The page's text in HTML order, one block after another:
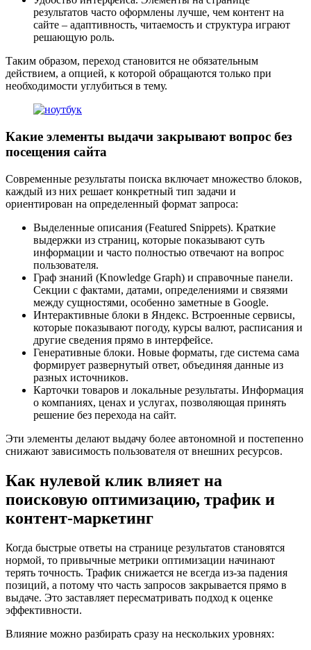
результатов часто оформлены лучше, чем контент на
сайте – адаптивность, читаемость и структура играют
решающую роль.
Таким образом, переход становится не обязательным
действием, а опцией, к которой обращаются только при
необходимости углубиться в тему.
Какие элементы выдачи закрывают вопрос без
посещения сайта
Современные результаты поиска включает множество блоков,
каждый из них решает конкретный тип задачи и
ориентирован на определенный формат запроса:
Выделенные описания (Featured Snippets). Краткие
выдержки из страниц, которые показывают суть
информации и часто полностью отвечают на вопрос
пользователя.
Граф знаний (Knowledge Graph) и справочные панели.
Секции с фактами, датами, определениями и связями
между сущностями, особенно заметные в Google.
Интерактивные блоки в Яндекс. Встроенные сервисы,
которые показывают погоду, курсы валют, расписания и
другие сведения прямо в интерфейсе.
Генеративные блоки. Новые форматы, где система сама
формирует развернутый ответ, объединяя данные из
разных источников.
Карточки товаров и локальные результаты. Информация
о компаниях, ценах и услугах, позволяющая принять
решение без перехода на сайт.
Эти элементы делают выдачу более автономной и постепенно
снижают зависимость пользователя от внешних ресурсов.
Как нулевой клик влияет на
поисковую оптимизацию, трафик и
контент-маркетинг
Когда быстрые ответы на странице результатов становятся
нормой, то привычные метрики оптимизации начинают
терять точность. Трафик снижается не всегда из-за падения
позиций, а потому что часть запросов закрывается прямо в
выдаче. Это заставляет пересматривать подход к оценке
эффективности.
Влияние можно разбирать сразу на нескольких уровнях: